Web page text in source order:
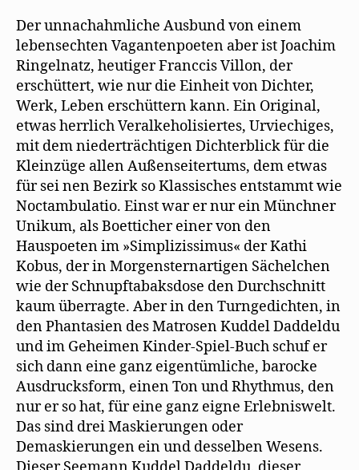
Der unnachahmliche Ausbund von einem
lebensechten Vagantenpoeten aber ist Joachim
Ringelnatz, heutiger Franccis Villon, der
erschüttert, wie nur die Einheit von Dichter,
Werk, Leben erschüttern kann. Ein Original,
etwas herrlich Veralkeholisiertes, Urviechiges,
mit dem niederträchtigen Dichterblick für die
Kleinzüge allen Außenseitertums, dem etwas
für sei nen Bezirk so Klassisches entstammt wie
Noctambulatio. Einst war er nur ein Münchner
Unikum, als Boetticher einer von den
Hauspoeten im »Simplizissimus« der Kathi
Kobus, der in Morgensternartigen Sächelchen
wie der Schnupftabaksdose den Durchschnitt
kaum überragte. Aber in den Turngedichten, in
den Phantasien des Matrosen Kuddel Daddeldu
und im Geheimen Kinder-Spiel-Buch schuf er
sich dann eine ganz eigentümliche, barocke
Ausdrucksform, einen Ton und Rhythmus, den
nur er so hat, für eine ganz eigne Erlebniswelt.
Das sind drei Maskierungen oder
Demaskierungen ein und desselben Wesens.